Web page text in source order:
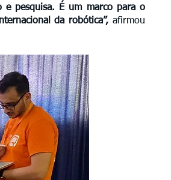
e pesquisa. É um marco para o
da robótica”, afirmou